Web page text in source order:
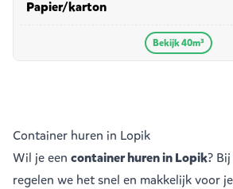
Papier/kartonin 40m³
Bekijk 40m³
Container huren in Lopik
Wil je een container huren in Lopik?
regelen we het snel en makkelijk voor